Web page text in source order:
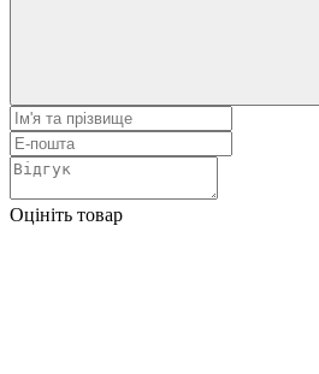
Оцініть товар